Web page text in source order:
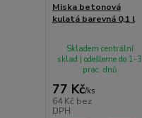
Miska betonová
kulatá barevná 0,1 l
77 Kč/ks
64 Kč bez
DPH
Skladem centrální
sklad | odešleme do 1-3
prac. dnů